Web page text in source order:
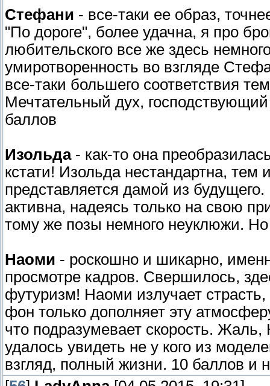
Стефани - все-таки ее образ,
"По дороге", более удачна, я про
любительского все же здесь
умиротворенность во взгляде
все-таки большего соответствия
Мечтательный дух,
баллов
Изольда- как-то она
кстати! Изольда нестандартна,
представляется дамой из
активна, надеясь только на свою
тому же позы немного неуклюжи.
Наоми - роскошно и шикарно,
просмотре кадров. Свершилось,
футуризм! Наоми излучает
фон только дополняет эту
что подразумевает скорость.
удалось увидеть не у кого из
взгляд, полный жизни. 10 баллов и